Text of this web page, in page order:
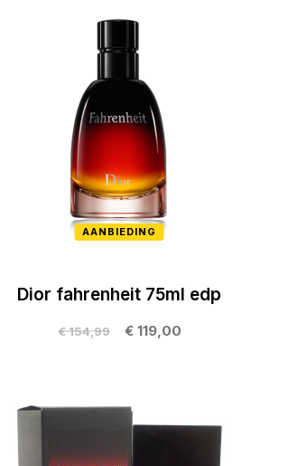
AANBIEDING
Dior fahrenheit 75ml edp
€ 119,00
€ 154,99